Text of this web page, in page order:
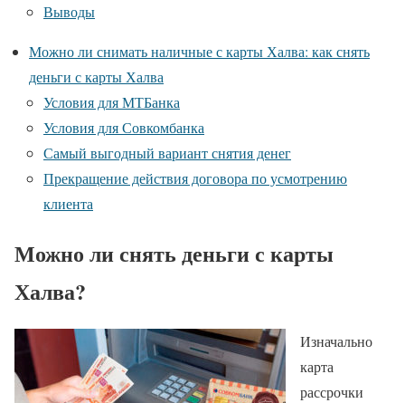
Выводы
Можно ли снимать наличные с карты Халва: как снять
деньги с карты Халва
Условия для МТБанка
Условия для Совкомбанка
Самый выгодный вариант снятия денег
Прекращение действия договора по усмотрению
клиента
Можно ли снять деньги с карты
Халва?
Изначально
карта
рассрочки